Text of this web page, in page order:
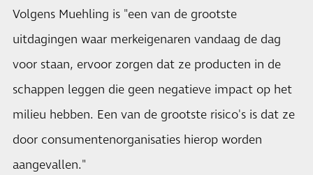
Volgens Muehling is "een van de grootste
uitdagingen waar merkeigenaren vandaag de dag
voor staan, ervoor zorgen dat ze producten in de
schappen leggen die geen negatieve impact op het
milieu hebben. Een van de grootste risico's is dat ze
door consumentenorganisaties hierop worden
aangevallen."